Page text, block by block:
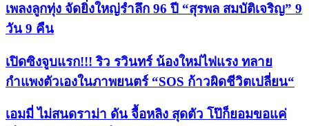
เพลงลูกทุ่ง จัดยิ่งใหญ่รำลึก 96 ปี “สุรพล สมบัติเจริญ” 9
วัน 9 คืน
เปิดซิงจูบแรก!!! ริว รวินทร์ น้องใหม่ไฟแรง ทลาย
กำแพงตัวเองในภาพยนตร์ “SOS ก้าวผิดชีวิตเปลี่ยน“
เอมมี่ ไม่สนดราม่า ดัน จื้อหลิง สุดตัว โป๊ก็ยอมขอแค่